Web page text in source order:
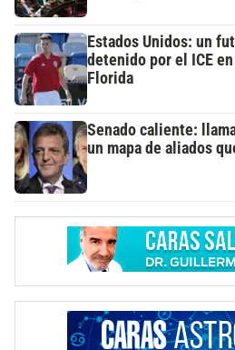
Estados Unidos: un
detenido por el ICE
Florida
Senado caliente:
un mapa de aliados